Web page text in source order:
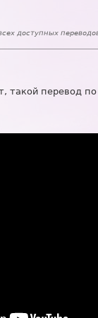
доступных
такой перевод